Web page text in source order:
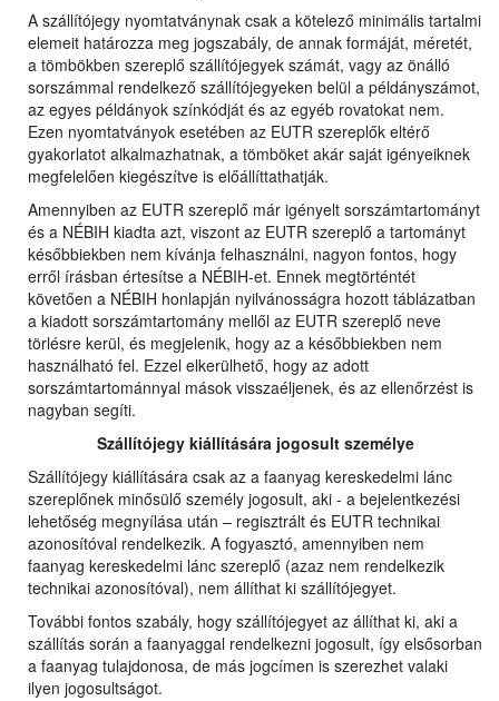
A szállítójegy nyomtatványnak csak a kötelező minimális tartalmi
elemeit határozza meg jogszabály, de annak formáját, méretét,
a tömbökben szereplő szállítójegyek számát, vagy az önálló
sorszámmal rendelkező szállítójegyeken belül a példányszámot,
az egyes példányok színkódját és az egyéb rovatokat nem.
Ezen nyomtatványok esetében az EUTR szereplők eltérő
gyakorlatot alkalmazhatnak, a tömböket akár saját igényeiknek
megfelelően kiegészítve is előállíttathatják.
Amennyiben az EUTR szereplő már igényelt sorszámtartományt
és a NÉBIH kiadta azt, viszont az EUTR szereplő a tartományt
későbbiekben nem kívánja felhasználni, nagyon fontos, hogy
erről írásban értesítse a NÉBIH-et. Ennek megtörténtét
követően a NÉBIH honlapján nyilvánosságra hozott táblázatban
a kiadott sorszámtartomány mellől az EUTR szereplő neve
törlésre kerül, és megjelenik, hogy az a későbbiekben nem
használható fel. Ezzel elkerülhető, hogy az adott
sorszámtartománnyal mások visszaéljenek, és az ellenőrzést is
nagyban segíti.
Szállítójegy kiállítására jogosult személye
Szállítójegy kiállítására csak az a faanyag kereskedelmi lánc
szereplőnek minősülő személy jogosult, aki - a bejelentkezési
lehetőség megnyílása után – regisztrált és EUTR technikai
azonosítóval rendelkezik. A fogyasztó, amennyiben nem
faanyag kereskedelmi lánc szereplő (azaz nem rendelkezik
technikai azonosítóval), nem állíthat ki szállítójegyet.
További fontos szabály, hogy szállítójegyet az állíthat ki, aki a
szállítás során a faanyaggal rendelkezni jogosult, így elsősorban
a faanyag tulajdonosa, de más jogcímen is szerezhet valaki
ilyen jogosultságot.